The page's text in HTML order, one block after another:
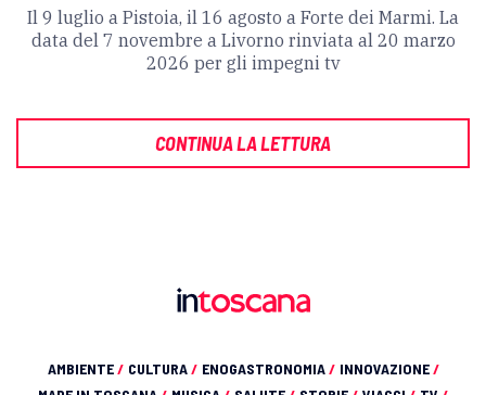
Il 9 luglio a Pistoia, il 16 agosto a Forte dei Marmi. La
data del 7 novembre a Livorno rinviata al 20 marzo
2026 per gli impegni tv
CONTINUA LA LETTURA
AMBIENTE/ CULTURA/ ENOGASTRONOMIA/ INNOVAZIONE/